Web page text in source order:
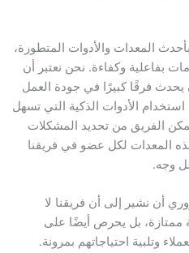
المعدات والأدوات المتطورة،
بفاعلية وكفاءة. نحن نعتبر أن
فرقًا كبيرًا في جودة العمل
الأدوات الذكية التي تسهل
الفريق من تحديد المشكلات
المعدات لكل عضو في فريقنا
وجه.
أن نشير إلى أن فريقنا لا
ممتازة، بل يحرص أيضًا على
وتلبية احتياجاتهم بمرونة.